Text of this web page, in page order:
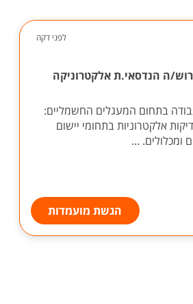
לפני דקה
ה הנדסאי.ת אלקטרוניקה
בתחום המעגלים החשמליים:
אלקטרוניות בתחומי יישום
ומכלולים. ...
הגשת מועמדות